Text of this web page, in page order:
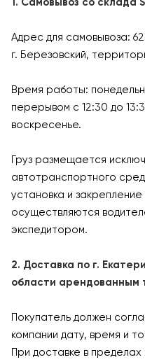
Адрес для самовывоза:
г. Березовский,
Время работы:
перерывом с 12:30 до
воскресенье.
Груз размещается
автотранспортного
установка и закрепление
осуществляются
экспедитором.
2. Доставка по г.
области арендованным
Покупатель должен
компании дату, время и
При доставке в